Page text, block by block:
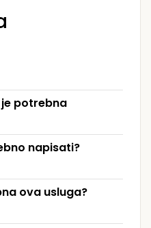
potrebna
napisati?
ova usluga?